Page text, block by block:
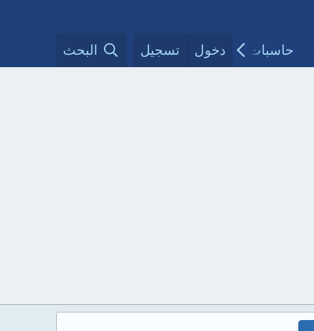
حاسبات طبية مقالات الأطباءدخول تسجيل البحث